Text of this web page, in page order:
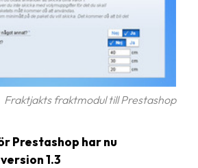
Fraktjakts fraktmodul till Prestashop
Prestashop har nu
1.3